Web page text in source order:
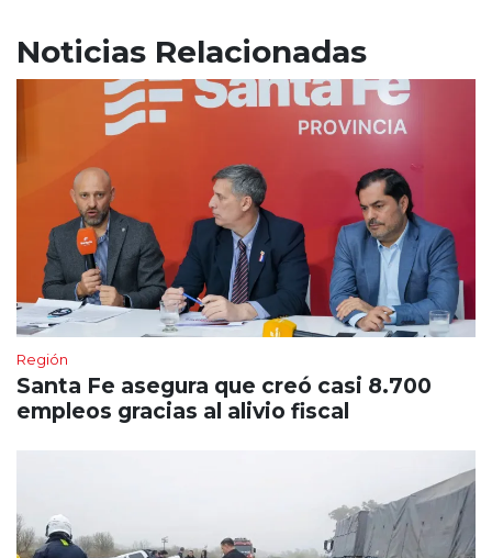
Noticias Relacionadas
Región
Santa Fe asegura que creó casi 8.700
empleos gracias al alivio fiscal